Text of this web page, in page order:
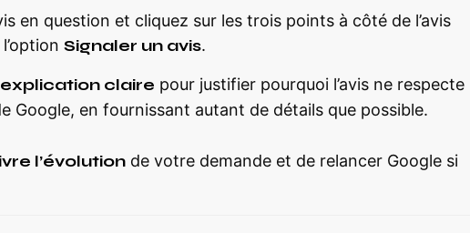
en question et cliquez sur les trois points à côté de l’avis
Signaler un avis.
claire pour justifier pourquoi l’avis ne respecte
Google, en fournissant autant de détails que possible.
l’évolution de votre demande et de relancer Google si